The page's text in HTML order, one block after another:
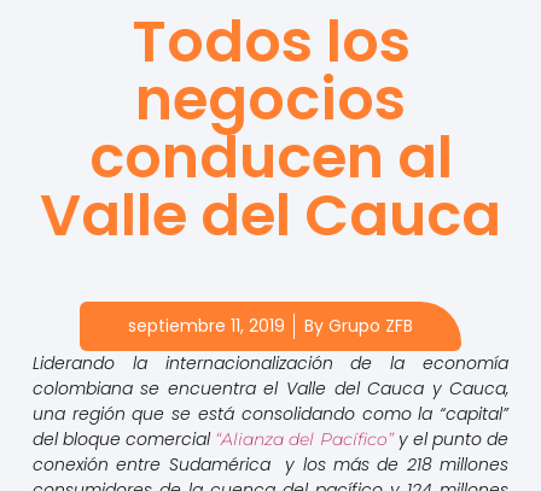
Todos los
negocios
conducen al
Valle del Cauca
septiembre 11, 2019 ByGrupo ZFB
Liderando la internacionalización de la economía
colombiana se encuentra el Valle del Cauca y Cauca,
una región que se está consolidando como la “capital”
del bloque comercial “Alianza del Pacífico” y el punto de
conexión entre Sudamérica y los más de 218 millones